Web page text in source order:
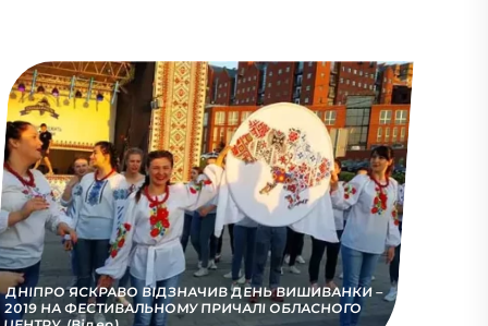
ДНІПРО ЯСКРАВО ВІДЗНАЧИВ ДЕНЬ ВИШИВАНКИ –
2019 НА ФЕСТИВАЛЬНОМУ ПРИЧАЛІ ОБЛАСНОГО